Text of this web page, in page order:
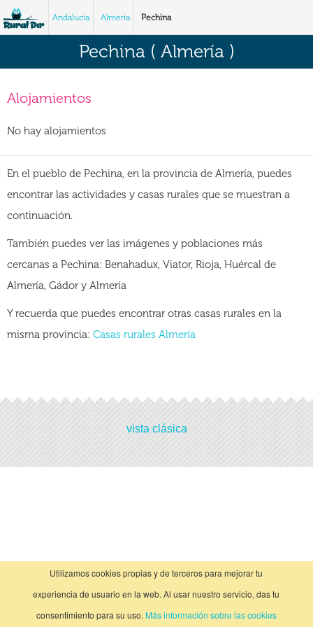
Andalucía Almería Pechina
Pechina ( Almería )
Alojamientos
No hay alojamientos
En el pueblo de Pechina, en la provincia de Almería, puedes
encontrar las actividades y casas rurales que se muestran a
continuación.
También puedes ver las imágenes y poblaciones más
cercanas a Pechina: Benahadux, Viator, Rioja, Huércal de
Almería, Gádor y Almería
Y recuerda que puedes encontrar otras casas rurales en la
misma provincia: Casas rurales Almería
Actividades
No hay actividades
Utilizamos cookies propias y de terceros para mejorar tu
experiencia de usuario en la web. Al usar nuestro servicio, das tu
consentimiento para su uso. Más información sobre las cookies
vista clásica